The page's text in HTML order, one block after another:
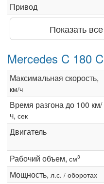
Привод
Показать
Mercedes C 180
Максимальная скорость,
км/ч
Время разгона до 100 км/
ч, сек
Двигатель
Рабочий объем, см3
Мощность, л.с. / оборотах